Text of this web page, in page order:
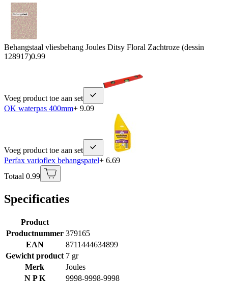
Behangstaal vliesbehang Joules Ditsy Floral Zachtroze (dessin
128917)0.99
Voeg product toe aan set
OK waterpas 400mm+ 9.09
Voeg product toe aan set
Perfax varioflex behangspatel+ 6.69
Totaal 0.99
Specificaties
Product
Productnummer 379165
EAN
8711444634899
Gewicht product 7 gr
Merk
Joules
N P K
9998-9998-9998